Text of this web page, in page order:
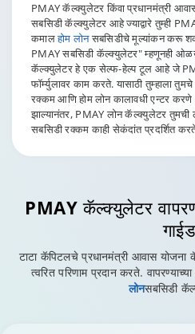
PMAY कॅल्क्युलेटर किंवा प्रधानमंत्री
सबसिडी कॅल्क्युलेटर आहे ज्याद्वारे तुम्ही
कमालहोम लोनसबसिडीचे मूल्यांकन करू
PMAY सबसिडी कॅल्क्युलेटर" म्हणूनही
कॅल्क्युलेटर हे एक सेल्फ-हेल्प टूल आहे जे
फॉर्म्युलावर काम करते. यासाठी तुम्हाला
रक्कम आणि होम लोन कालावधी एन्टर
झाल्यानंतर, PMAY लोन कॅल्क्युलेटर तुमची
सबसिडी रक्कम काही सेकंदांत प्रदर्शित
PMAY कॅल्क्युलेटर
गाईड
टाटा कॅपिटलचे प्रधानमंत्री आवास
त्वरित परिणाम प्रदान करते.
लोनसबसिडी